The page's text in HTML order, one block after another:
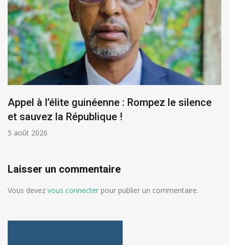
Appel à l’élite guinéenne : Rompez le silence
et sauvez la République !
5 août 2026
Laisser un commentaire
Vous devez vous connecter pour publier un commentaire.